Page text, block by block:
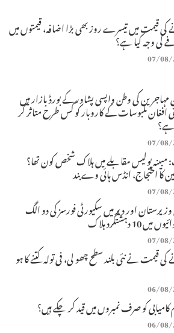
قیمت میں تیسرے روز بھی بڑا اضافہ، قیمتوں میں
کی وجہ کیا ہے؟
07/
مہاجرین کی وطن واپسی پشاور کے بورڈ بازار میں
افغان ملبوسات کے کاروبار کو کس طرح متاثر کر
07/
پولیس مقابلے میں ہلاک شخص کون تھا؟
کا احتجاج، انڈس ہائی وے بند
07/
اور دیر میں سکیورٹی فورسز کی دو الگ
10 دہشتگرد ہلاک
07/
قیمت نے نئی بلند سطح چھو لی، فی تولہ کتنے کا ہو
06/
کامیابی کو صرف نمبروں میں قید کر چکے ہیں؟
06/